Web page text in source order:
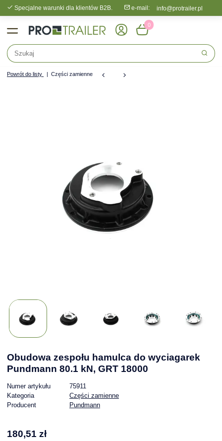
Specjalne warunki dla klientów B2B. e-mail: info@protrailer.pl
0
Powrót do listy Części zamienne
Obudowa zespołu hamulca do wyciagarek
Pundmann 80.1 kN, GRT 18000
Numer artykułu
75911
Kategoria
Części zamienne
Producent
Pundmann
180,51 zł